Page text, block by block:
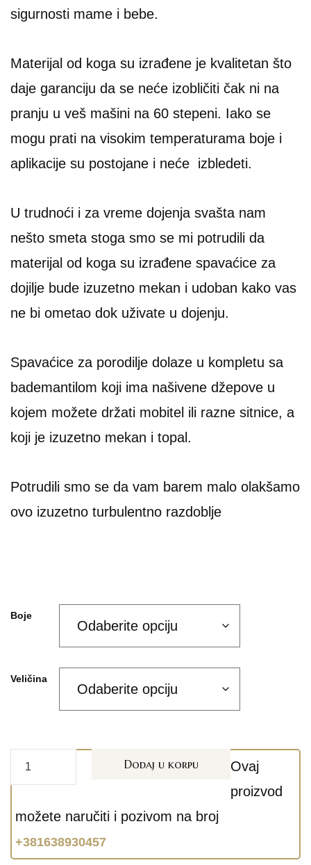
sigurnosti mame i bebe.
Materijal od koga su izrađene je kvalitetan što
daje garanciju da se neće izobličiti čak ni na
pranju u veš mašini na 60 stepeni. Iako se
mogu prati na visokim temperaturama boje i
aplikacije su postojane i neće izbledeti.
U trudnoći i za vreme dojenja svašta nam
nešto smeta stoga smo se mi potrudili da
materijal od koga su izrađene spavaćice za
dojilje bude izuzetno mekan i udoban kako vas
ne bi ometao dok uživate u dojenju.
Spavaćice za porodilje dolaze u kompletu sa
bademantilom koji ima našivene džepove u
kojem možete držati mobitel ili razne sitnice, a
koji je izuzetno mekan i topal.
Potrudili smo se da vam barem malo olakšamo
ovo izuzetno turbulentno razdoblje
Boje
Veličina
Dodaj u korpu
Ovaj
proizvod
možete naručiti i pozivom na broj
+381638930457